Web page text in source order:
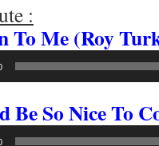
:
To Me (Roy
Be So Nice To